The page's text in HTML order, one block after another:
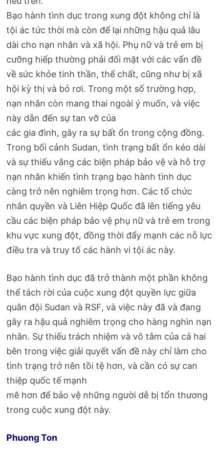
Bạo hành tình dục trong xung đột không chỉ là
tội ác tức thời mà còn để lại những hậu quả lâu
dài cho nạn nhân và xã hội. Phụ nữ và trẻ em bị
cưỡng hiếp thường phải đối mặt với các vấn đề
về sức khỏe tinh thần, thể chất, cũng như bị xã
hội kỳ thị và bỏ rơi. Trong một số trường hợp,
nạn nhân còn mang thai ngoài ý muốn, và việc
này dẫn đến sự tan vỡ của
các gia đình, gây ra sự bất ổn trong cộng đồng.
Trong bối cảnh Sudan, tình trạng bất ổn kéo dài
và sự thiếu vắng các biện pháp bảo vệ và hỗ trợ
nạn nhân khiến tình trạng bạo hành tình dục
càng trở nên nghiêm trọng hơn. Các tổ chức
nhân quyền và Liên Hiệp Quốc đã lên tiếng yêu
cầu các biện pháp bảo vệ phụ nữ và trẻ em trong
khu vực xung đột, đồng thời đẩy mạnh các nỗ lực
điều tra và truy tố các hành vi tội ác này.
Bạo hành tình dục đã trở thành một phần không
thể tách rời của cuộc xung đột quyền lực giữa
quân đội Sudan và RSF, và việc này đã và đang
gây ra hậu quả nghiêm trọng cho hàng nghìn nạn
nhân. Sự thiếu trách nhiệm và vô tâm của cả hai
bên trong việc giải quyết vấn đề này chỉ làm cho
tình trạng trở nên tồi tệ hơn, và cần có sự can
thiệp quốc tế mạnh
mẽ hơn để bảo vệ những người dễ bị tổn thương
trong cuộc xung đột này.
Phuong Ton